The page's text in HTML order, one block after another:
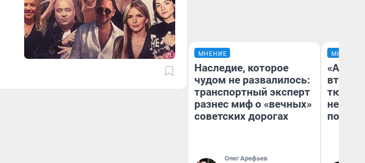
МНЕНИЕ
Наследие, которое
чудом не развалилось:
транспортный эксперт
разнес миф о «вечных»
советских дорогах
Олег Арефьев
МНЕНИЕ